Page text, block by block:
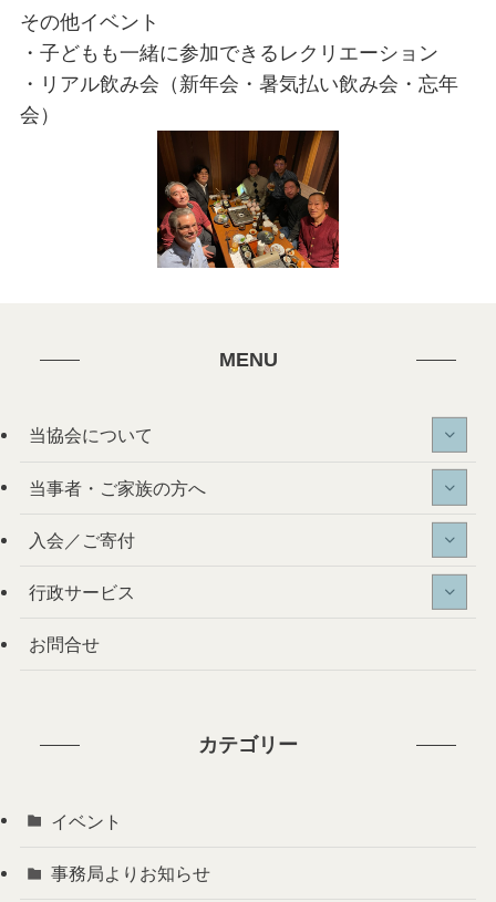
その他イベント
・子どもも一緒に参加できるレクリエーション
・リアル飲み会（新年会・暑気払い飲み会・忘年
会）
MENU
当協会について
当事者・ご家族の方へ
入会／ご寄付
行政サービス
お問合せ
カテゴリー
イベント
事務局よりお知らせ